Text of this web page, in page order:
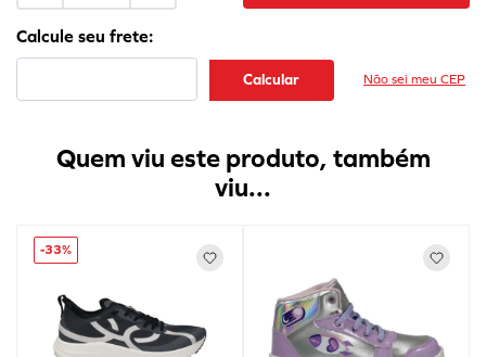
Não sei meu CEP
Quem viu este produto, também
viu...
-33%